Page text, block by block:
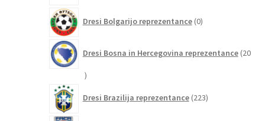
Dresi Bolgarijo reprezentance 0izdelkov
Dresi Bosna in Hercegovina reprezentance 20
20
Dresi Brazilija reprezentance 223izdelkov